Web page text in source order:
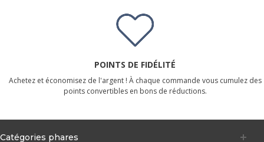
POINTS DE FIDÉLITÉ
Achetez et économisez de l'argent ! À chaque commande vous cumulez des
points convertibles en bons de réductions.
Catégories phares